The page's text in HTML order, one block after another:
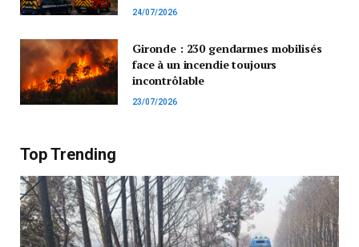
24/07/2026
Gironde : 230 gendarmes mobilisés
face à un incendie toujours
incontrôlable
23/07/2026
Top Trending